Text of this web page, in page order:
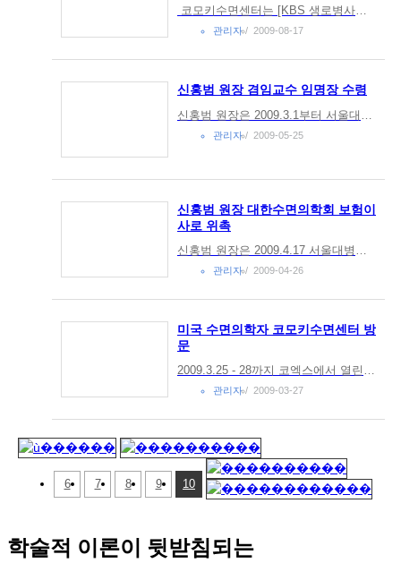
관리자 2009-08-17
신홍범 원장 겸임교수 임명장 수령
관리자 2009-05-25
신홍범 원장 대한수면의학회 보험이
사로 위촉
관리자 2009-04-26
미국 수면의학자 코모키수면센터 방
문
관리자 2009-03-27
6 7 8 9 10
학술적 이론이 뒷받침되는